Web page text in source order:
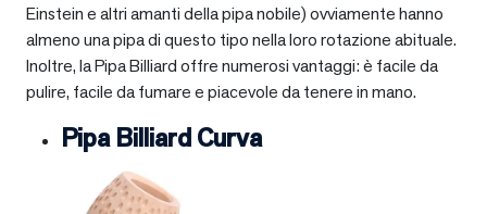
Einstein e altri amanti della pipa nobile) ovviamente hanno
almeno una pipa di questo tipo nella loro rotazione abituale.
Inoltre, la Pipa Billiard offre numerosi vantaggi: è facile da
pulire, facile da fumare e piacevole da tenere in mano.
Pipa Billiard Curva